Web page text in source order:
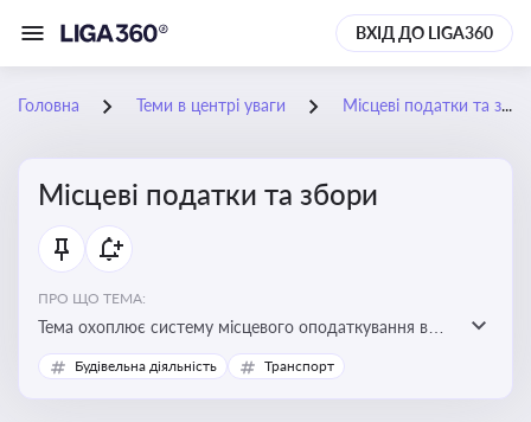
ВХІД ДО LIGA360
Головна Теми в центрі уваги Місцеві податки та збори
Місцеві податки та збори
ПРО ЩО ТЕМА:
Тема охоплює систему місцевого оподаткування в
Україні, включаючи туристичний збір, плату за
земельні ділянки, за паркування транспорту
Будівельна діяльність Транспорт